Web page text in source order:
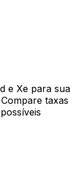
e Xe para sua
taxas